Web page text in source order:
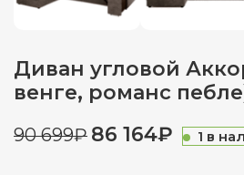
Диван угловой
венге, романс
90 699₽ 86 164₽ 1 в